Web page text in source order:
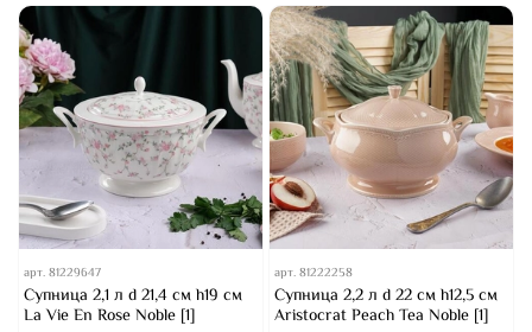
арт.81229647
Супница 2,1 л d 21,4 см h19 см
La Vie En Rose Noble [1]
арт.81222258
Супница 2,2 л d 22 см h12,5 см
Aristocrat Peach Tea Noble [1]